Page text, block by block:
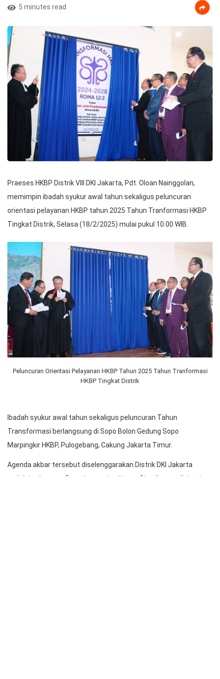
5 minutes read
Praeses HKBP Distrik VIII DKI Jakarta, Pdt. Oloan Nainggolan,
memimpin ibadah syukur awal tahun sekaligus peluncuran
orientasi pelayanan HKBP tahun 2025 Tahun Tranformasi HKBP
Tingkat Distrik, Selasa (18/2/2025) mulai pukul 10.00 WIB.
Peluncuran Orientasi Pelayanan HKBP Tahun 2025 Tahun Tranformasi
HKBP Tingkat Distrik
Ibadah syukur awal tahun sekaligus peluncuran Tahun
Transformasi berlangsung di Sopo Bolon Gedung Sopo
Marpingkir HKBP, Pulogebang, Cakung Jakarta Timur.
Agenda akbar tersebut diselenggarakan Distrik DKI Jakarta
melalui pelayanan Persekutuan Ina Hanna Distrik yang dipimpin